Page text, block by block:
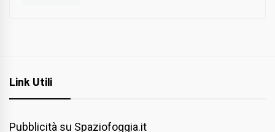
Link Utili
Pubblicità su Spaziofoggia.it